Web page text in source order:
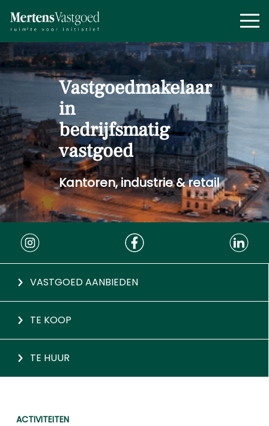
Vastgoed­makelaar
in
bedrijfsmatig
vastgoed
Kantoren, industrie & retail
VASTGOED AANBIEDEN
TE KOOP
TE HUUR
ACTIVITEITEN